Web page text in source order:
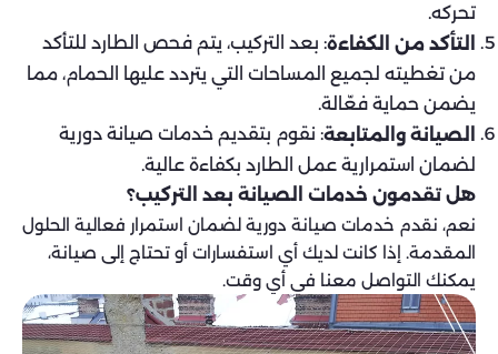
تحركه.
التأكد من الكفاءة: بعد التركيب، يتم فحص الطارد للتأكد
من تغطيته لجميع المساحات التي يتردد عليها الحمام، مما
يضمن حماية فعّالة.
الصيانة والمتابعة: نقوم بتقديم خدمات صيانة دورية
لضمان استمرارية عمل الطارد بكفاءة عالية.
هل تقدمون خدمات الصيانة بعد التركيب؟
نعم، نقدم خدمات صيانة دورية لضمان استمرار فعالية الحلول
المقدمة. إذا كانت لديك أي استفسارات أو تحتاج إلى صيانة،
يمكنك التواصل معنا في أي وقت.